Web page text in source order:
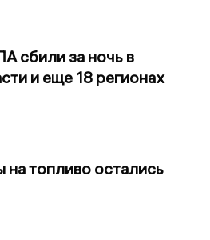
сбили за ночь в
и еще 18 регионах
на топливо остались